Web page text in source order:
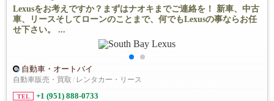
Lexusをお考えですか？まずはナオキまでご連絡を！ 新車、中古
車、リースそしてローンのことまで、何でもLexusの事ならお任
せ下さい。 ...
自動車・オートバイ
自動車販売・買取 / レンタカー・リース
TEL +1 (951) 888-0733